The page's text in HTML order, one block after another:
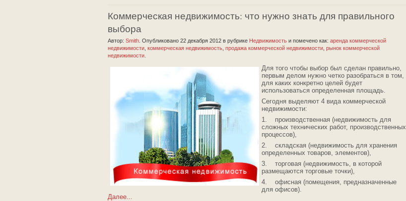
Коммерческая недвижимость: что нужно знать для правильного
выбора
Автор: Smith Опубликовано 22 декабря 2012 в рубрике Недвижимость и помечено как: аренда коммерческой
недвижимости коммерческая недвижимость продажа коммерческой недвижимости рынок коммерческой
недвижимости
Для того чтобы выбор был сделан правильно,
первым делом нужно четко разобраться в том,
для каких конкретно целей будет
использоваться определенная площадь.
Сегодня выделяют 4 вида коммерческой
недвижимости:
1. производственная (недвижимость для
сложных технических работ, производственных
процессов),
2. складская (недвижимость для хранения
определенных товаров, элементов),
3. торговая (недвижимость, в которой
размещаются торговые точки),
4. офисная (помещения, предназначенные
для офисов).
Далее...